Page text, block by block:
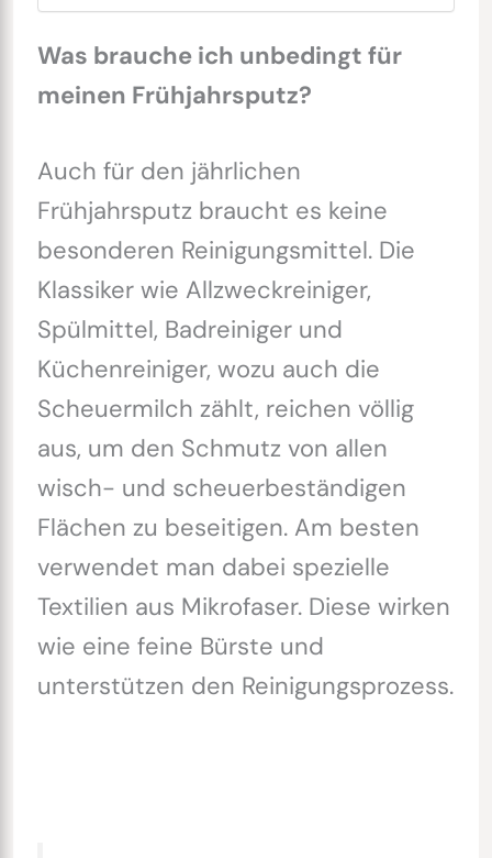
Was brauche ich unbedingt für
meinen Frühjahrsputz?
Auch für den jährlichen
Frühjahrsputz braucht es keine
besonderen Reinigungsmittel. Die
Klassiker wie Allzweckreiniger,
Spülmittel, Badreiniger und
Küchenreiniger, wozu auch die
Scheuermilch zählt, reichen völlig
aus, um den Schmutz von allen
wisch- und scheuerbeständigen
Flächen zu beseitigen. Am besten
verwendet man dabei spezielle
Textilien aus Mikrofaser. Diese wirken
wie eine feine Bürste und
unterstützen den Reinigungsprozess.